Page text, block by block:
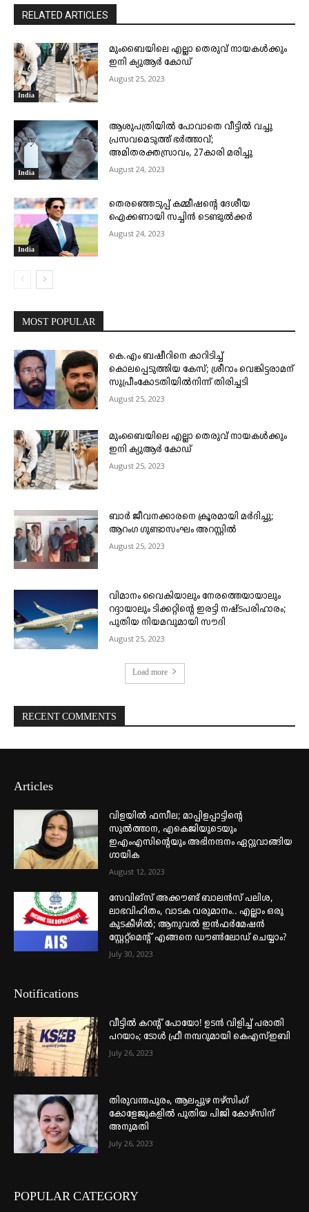
RELATED ARTICLES
India
മുംബൈയിലെ എല്ലാ തെരുവ് നായകൾക്കും
ഇനി ക്യുആർ കോഡ്
August 25, 2023
India
ആശുപത്രിയിൽ പോവാതെ വീട്ടിൽ വച്ചു
പ്രസവമെടുത്ത് ഭർത്താവ്;
അമിതരക്തസ്രാവം, 27കാരി മരിച്ചു
August 24, 2023
India
തെരഞ്ഞെടുപ്പ് കമ്മീഷന്റെ ദേശീയ
ഐക്കണായി സച്ചിൻ ടെ​ണ്ടു​ൽ​ക്കർ
August 24, 2023
MOST POPULAR
കെ.എം ബഷീറിനെ കാറിടിച്ച്
കൊലപ്പെടുത്തിയ കേസ്; ശ്രീറാം വെങ്കിട്ടരാമന്
സുപ്രീംകോടതിയിൽനിന്ന് തിരിച്ചടി
August 25, 2023
മുംബൈയിലെ എല്ലാ തെരുവ് നായകൾക്കും
ഇനി ക്യുആർ കോഡ്
August 25, 2023
ബാർ ജീവനക്കാരനെ ക്രൂരമായി മർദിച്ചു;
ആറംഗ ഗുണ്ടാസംഘം അറസ്റ്റിൽ
August 25, 2023
വിമാനം വൈകിയാലും നേരത്തെയായാലും
റദ്ദായാലും ടിക്കറ്റിന്റെ ഇരട്ടി നഷ്ടപരിഹാരം;
പുതിയ നിയമവുമായി സൗദി
August 25, 2023
Load more
RECENT COMMENTS
Articles
വിളയിൽ ഫസീല; മാപ്പിളപ്പാട്ടിന്റെ
സുൽത്താന, എകെജിയുടെയും
ഇഎംഎസിന്റെയും അഭിനന്ദനം ഏറ്റുവാങ്ങിയ
ഗായിക
August 12, 2023
സേവിങ്സ് അക്കൗണ്ട് ബാലൻസ് പലിശ,
ലാഭവിഹിതം, വാടക വരുമാനം.. എല്ലാം ഒരു
കുടകീഴിൽ; ആനുവൽ ഇൻഫർമേഷൻ
സ്റ്റേറ്റ്മെന്റ് എങ്ങനെ ഡൗൺലോഡ് ചെയ്യാം?
July 30, 2023
Notifications
വീട്ടില്‍ കറന്റ് പോയോ! ഉടന്‍ വിളിച്ച് പരാതി
പറയാം; ടോള്‍ ഫ്രീ നമ്പറുമായി കെഎസ്ഇബി
July 26, 2023
തിരുവന്തപുരം, ആലപ്പുഴ നഴ്‌സിംഗ്
കോളേജുകളില്‍ പുതിയ പിജി കോഴ്‌സിന്
അനുമതി
July 26, 2023
POPULAR CATEGORY